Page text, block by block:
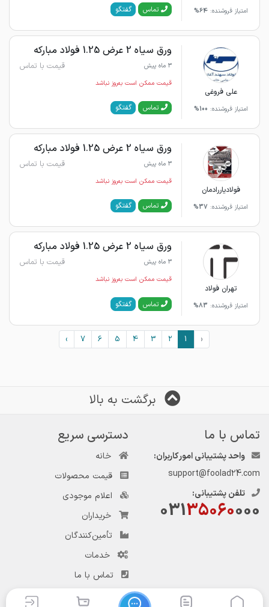
امتیاز فروشنده:64% تماس گفتگو
علی فروغی
امتیاز فروشنده: 100%
ورق سیاه 2 عرض 1.25 فولاد مبارکه
3 ماه پیش قیمت با تماس
قیمت ممکن است به‌روز نباشد
تماس گفتگو
فولادیاررادمان
امتیاز فروشنده: 37%
ورق سیاه 2 عرض 1.25 فولاد مبارکه
3 ماه پیش قیمت با تماس
قیمت ممکن است به‌روز نباشد
تماس گفتگو
تهران فولاد
امتیاز فروشنده: 83%
ورق سیاه 2 عرض 1.25 فولاد مبارکه
3 ماه پیش قیمت با تماس
قیمت ممکن است به‌روز نباشد
تماس گفتگو
‹
1
2
3
4
5
6
7
›
برگشت به بالا
تماس با ما
واحد پشتیبانی امور کاربران:
support@foolad24.com
تلفن پشتیبانی:
03135060000
دسترسی سریع
خانه
قیمت محصولات
اعلام موجودی
خریداران
تأمین‌کنندگان
خدمات
تماس با ما